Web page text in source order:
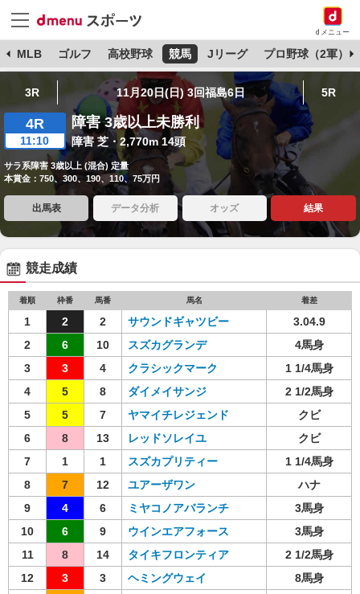
dメニュー
MLB ゴルフ 高校野球 競馬 Jリーグ プロ野球（2軍）
3R 11月20日(日) 3回福島6日 5R
4R
11:10
障害 3歳以上未勝利
障害 芝・2,770m 14頭
サラ系障害 3歳以上 (混合) 定量
本賞金：750、300、190、110、75万円
出馬表 データ分析 オッズ 結果
競走成績
着順 枠番 馬番 馬名 着差
1 2 2 サウンドギャツビー
3.04.9
2
6 10 スズカグランデ
4馬身
3
3 4 クラシックマーク
1 1/4馬身
4
5 8 ダイメイサンジ
2 1/2馬身
5
5 7 ヤマイチレジェンド
クビ
6
8 13 レッドソレイユ
クビ
7
1 1 スズカプリティー
1 1/4馬身
8
7 12 ユアーザワン
ハナ
9
4 6 ミヤコノアバランチ
3馬身
10
6 9 ウインエアフォース
3馬身
11
8 14 タイキフロンティア
2 1/2馬身
12
3 3 ヘミングウェイ
8馬身